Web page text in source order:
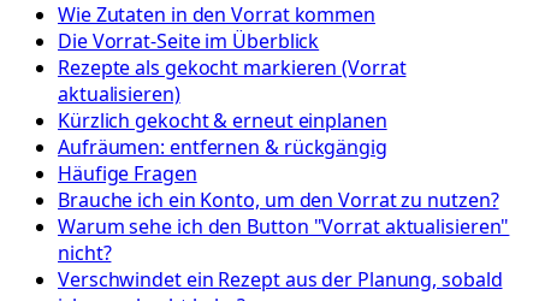
Wie Zutaten in den Vorrat kommen
Die Vorrat-Seite im Überblick
Rezepte als gekocht markieren (Vorrat
aktualisieren)
Kürzlich gekocht & erneut einplanen
Aufräumen: entfernen & rückgängig
Häufige Fragen
Brauche ich ein Konto, um den Vorrat zu nutzen?
Warum sehe ich den Button "Vorrat aktualisieren"
nicht?
Verschwindet ein Rezept aus der Planung, sobald